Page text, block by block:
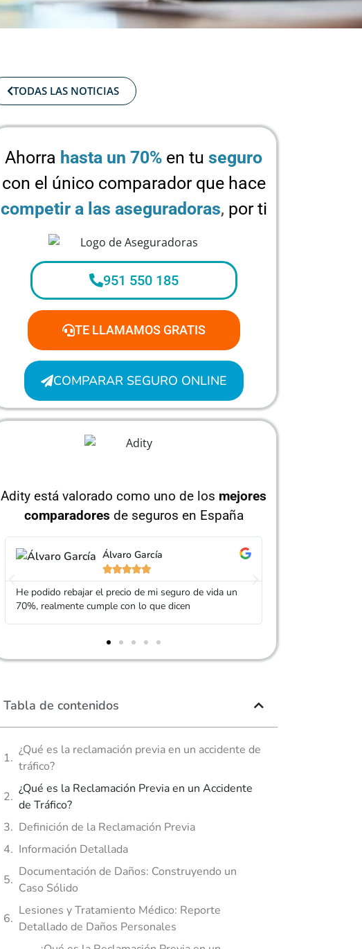
TODAS LAS NOTICIAS
Ahorra hasta un 70% en tu seguro
con el único comparador que hace
competir a las aseguradoras, por ti
951 550 185
TE LLAMAMOS GRATIS
COMPARAR SEGURO ONLINE
Adity está valorado como uno de los mejores
comparadores de seguros en España
Jorge Pérez

Gracias Adity por ayudarme a conseguir un seguro
mucho más barato que el anterior
Tabla de contenidos
¿Qué es la reclamación previa en un accidente de
tráfico?
¿Qué es la Reclamación Previa en un Accidente
de Tráfico?
Definición de la Reclamación Previa
Información Detallada
Documentación de Daños: Construyendo un
Caso Sólido
Lesiones y Tratamiento Médico: Reporte
Detallado de Daños Personales